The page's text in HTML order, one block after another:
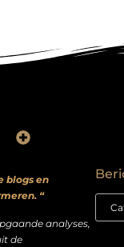
blogs en
“
analyses,
de